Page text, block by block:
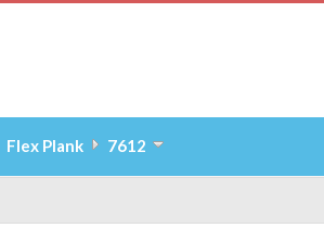
Flex Plank 7612